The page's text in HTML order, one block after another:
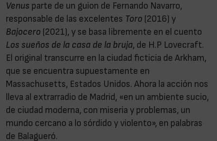
Venus parte de un guion de Fernando Navarro,
responsable de las excelentes Toro (2016) y
Bajocero (2021), y se basa libremente en el cuento
Los sueños de la casa de la bruja, de H.P Lovecraft.
El original transcurre en la ciudad ficticia de Arkham,
que se encuentra supuestamente en
Massachusetts, Estados Unidos. Ahora la acción nos
lleva al extrarradio de Madrid, «en un ambiente sucio,
de ciudad moderna, con miseria y problemas, un
mundo cercano a lo sórdido y violento», en palabras
de Balagueró.